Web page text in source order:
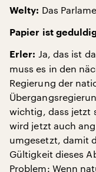
Welty: Das
Papier ist
Erler: Ja, das ist
muss es in den
Regierung der
wichtig, dass jetzt
wird jetzt auch
umgesetzt, damit
Gültigkeit dieses
Problem: Wenn